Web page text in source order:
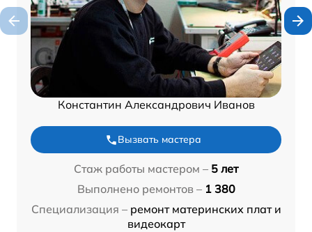
Константин Александрович Иванов
Вызвать мастера
Стаж работы мастером – 5 лет
Выполнено ремонтов – 1 380
Специализация – ремонт материнских плат и
видеокарт